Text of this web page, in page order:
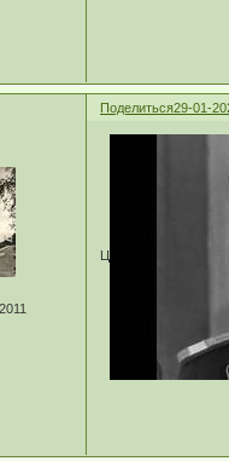
Поделиться29-01-
Ц